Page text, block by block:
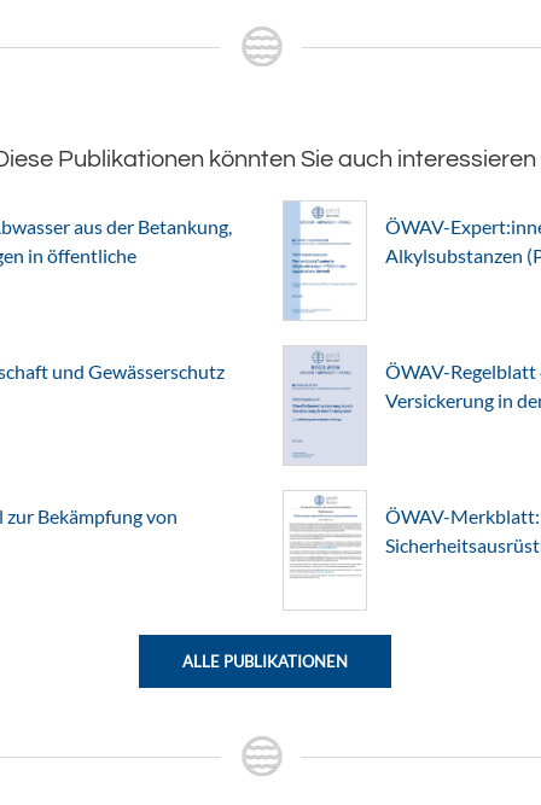
Publikationen könnten Sie auch interessieren
aus der Betankung,
in öffentliche
ÖWAV-
Alkylsubstanzen
und Gewässerschutz
ÖWAV-
Versickerung in
Bekämpfung von
ÖWAV-
ALLE PUBLIKATIONEN